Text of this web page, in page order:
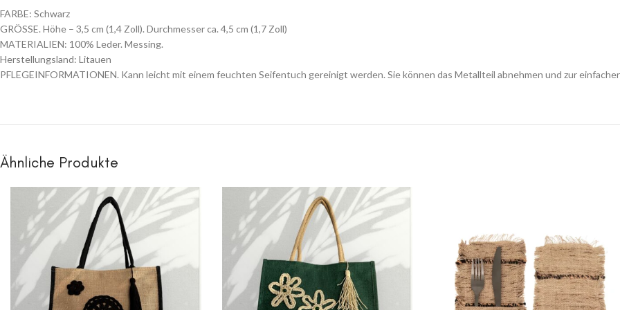
FARBE: Schwarz
GRÖSSE. Höhe – 3,5 cm (1,4 Zoll). Durchmesser ca. 4,5 cm (1,7 Zoll)
MATERIALIEN: 100% Leder. Messing.
Herstellungsland: Litauen
PFLEGEINFORMATIONEN. Kann leicht mit einem feuchten Seifentuch gereinigt werden. Sie können das Metallteil abnehmen und zur
Ähnliche Produkte